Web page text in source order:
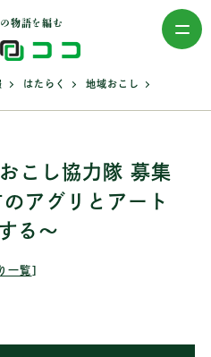
物語を編む
はたらく 地域おこし >
こし協力隊 募集
アグリとアート
る～
一覧］